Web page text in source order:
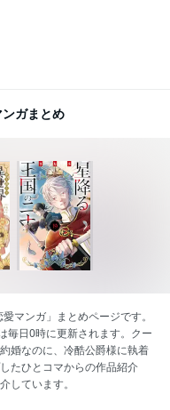
ガまとめ
マンガ」まとめページです。
毎日0時に更新されます。クー
婚なのに、冷酷公爵様に執着
たひとコマからの作品紹介
しています。